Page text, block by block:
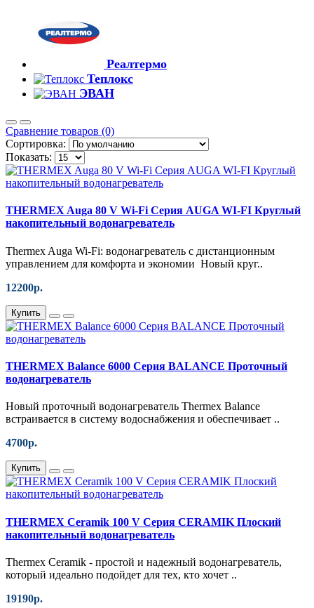
Реалтермо
Теплокс
ЭВАН
Сравнение товаров (0)
Сортировка:
Показать:
THERMEX Auga 80 V Wi-Fi Серия AUGA WI-FI Круглый
накопительный водонагреватель
Thermex Auga Wi-Fi: водонагреватель с дистанционным
управлением для комфорта и экономии Новый круг..
12200р.
Купить
THERMEX Balance 6000 Серия BALANCE Проточный
водонагреватель
Новый проточный водонагреватель Thermex Balance
встраивается в систему водоснабжения и обеспечивает ..
4700р.
Купить
THERMEX Ceramik 100 V Серия CERAMIK Плоский
накопительный водонагреватель
Thermex Ceramik - простой и надежный водонагреватель,
который идеально подойдет для тех, кто хочет ..
19190р.